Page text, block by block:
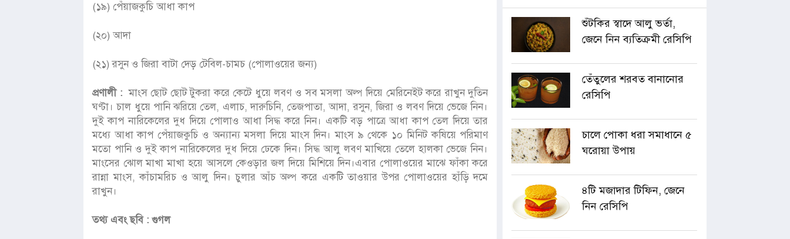
(১৯) পেঁয়াজকুচি আধা কাপ
(২০) আদা
(২১) রসুন ও জিরা বাটা দেড় টেবিল-চামচ (পোলাওয়ের জন্য)
প্রণালী : মাংস ছোট ছোট টুকরা করে কেটে ধুয়ে লবণ ও সব মসলা অল্প দিয়ে মেরিনেইট করে রাখুন দুতিন
ঘণ্টা। চাল ধুয়ে পানি ঝরিয়ে তেল, এলাচ, দারুচিনি, তেজপাতা, আদা, রসুন, জিরা ও লবণ দিয়ে ভেজে নিন।
দুই কাপ নারিকেলের দুধ দিয়ে পোলাও আধা সিদ্ধ করে নিন। একটি বড় পাত্রে আধা কাপ তেল দিয়ে তার
মধ্যে আধা কাপ পেঁয়াজকুচি ও অন্যান্য মসলা দিয়ে মাংস দিন। মাংস ৯ থেকে ১০ মিনিট কষিয়ে পরিমাণ
মতো পানি ও দুই কাপ নারিকেলের দুধ দিয়ে ঢেকে দিন। সিদ্ধ আলু লবণ মাখিয়ে তেলে হালকা ভেজে নিন।
মাংসের ঝোল মাখা মাখা হয়ে আসলে কেওড়ার জল দিয়ে মিশিয়ে দিন।এবার পোলাওয়ের মাঝে ফাঁকা করে
রান্না মাংস, কাঁচামরিচ ও আলু দিন। চুলার আঁচ অল্প করে একটি তাওয়ার উপর পোলাওয়ের হাঁড়ি দমে
রাখুন।
তথ্য এবং ছবি : গুগল
শুঁটকির স্বাদে আলু ভর্তা,
জেনে নিন ব্যতিক্রমী রেসিপি
তেঁতুলের শরবত বানানোর
রেসিপি
চালে পোকা ধরা সমাধানে ৫
ঘরোয়া উপায়
৪টি মজাদার টিফিন, জেনে
নিন রেসিপি